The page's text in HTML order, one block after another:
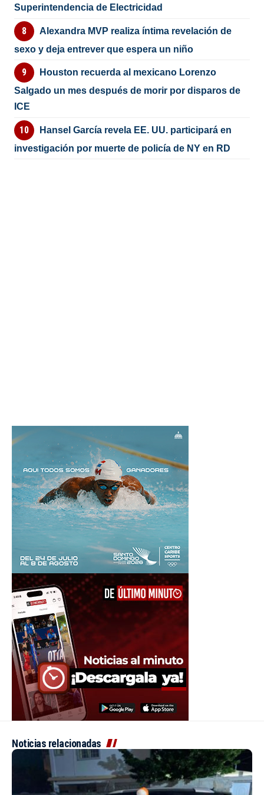
Superintendencia de Electricidad
Alexandra MVP realiza íntima revelación de
sexo y deja entrever que espera un niño
Houston recuerda al mexicano Lorenzo
Salgado un mes después de morir por disparos de
ICE
Hansel García revela EE. UU. participará en
investigación por muerte de policía de NY en RD
Noticias relacionadas